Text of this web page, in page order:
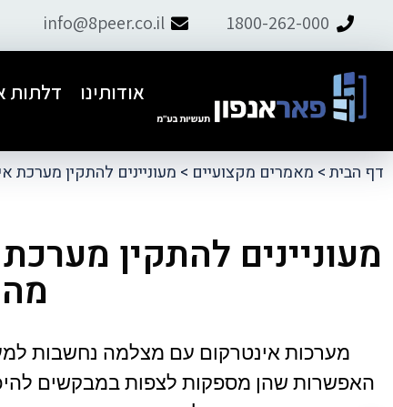
1800-262-000
info@8peer.co.il
אודותינו דלתות
דף הבית> מאמרים מקצועיים > מעוניינים להתקין מערכת
מעוניינים להתקין
מערכות אינטרקום עם מצלמה נחשבות
האפשרות שהן מספקות לצפות במבקשים
תמיר ומהרגע הראשון דאג לליווי מקצועי,
הוגנת.מומלץ מאוד